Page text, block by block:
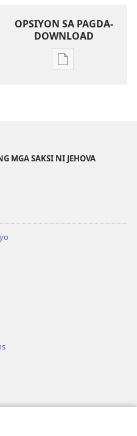
OPSIYON SA PAGDA-
DOWNLOAD
Opsiyon
ANG
MGA SAKSI NI JEHOVA